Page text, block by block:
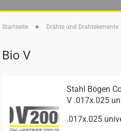
Startseite » Drähte und Drahtelemente
Bio V
Stahl Bögen
V .017x.025
.017x.025